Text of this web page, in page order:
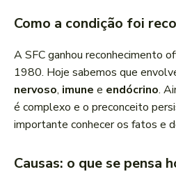
Como a condição foi
A SFC ganhou reconhecimento
1980. Hoje sabemos que
nervoso, imune e endócrino.
é complexo e o preconceito
importante conhecer os fatos e
Causas: o que se pensa